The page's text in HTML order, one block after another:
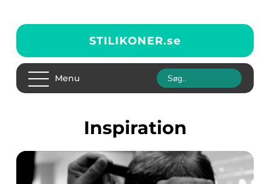
STILIKONER.se
Menu
inspiration